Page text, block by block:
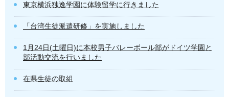
東京横浜独逸学園に体験留学に行きました
「台湾生徒派遣研修」を実施しました
1月24日(土曜日)に本校男子バレーボール部がドイツ学園と
部活動交流を行いました
在県生徒の取組